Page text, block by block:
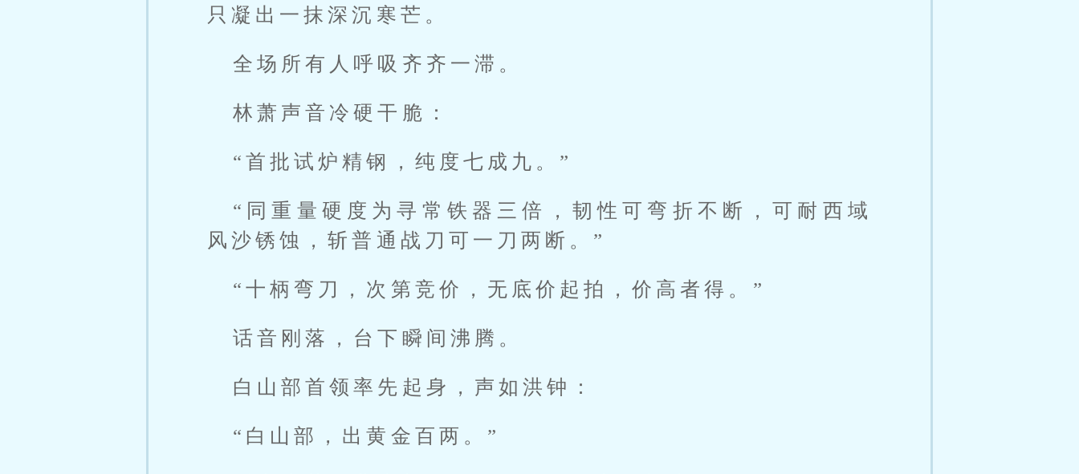
只凝出一抹深沉寒芒。
全场所有人呼吸齐齐一滞。
林萧声音冷硬干脆：
“首批试炉精钢，纯度七成九。”
“同重量硬度为寻常铁器三倍，韧性可弯折不断，可耐西域
风沙锈蚀，斩普通战刀可一刀两断。”
“十柄弯刀，次第竞价，无底价起拍，价高者得。”
话音刚落，台下瞬间沸腾。
白山部首领率先起身，声如洪钟：
“白山部，出黄金百两。”